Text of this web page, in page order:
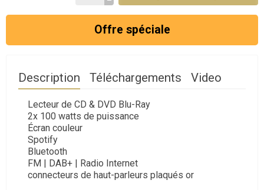
Offre spéciale
Description Téléchargements Video
Lecteur de CD & DVD Blu-Ray
2x 100 watts de puissance
Écran couleur
Spotify
Bluetooth
FM | DAB+ | Radio Internet
connecteurs de haut-parleurs plaqués or